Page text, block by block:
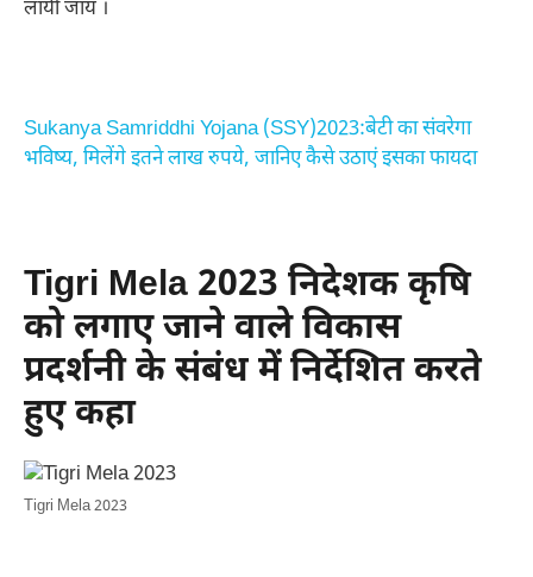
लायी जाय ।
Sukanya Samriddhi Yojana (SSY)2023:बेटी का संवरेगा
भविष्य, मिलेंगे इतने लाख रुपये, जानिए कैसे उठाएं इसका फायदा
Tigri Mela 2023 निदेशक कृषि
को लगाए जाने वाले विकास
प्रदर्शनी के संबंध में निर्देशित करते
हुए कहा
Tigri Mela 2023